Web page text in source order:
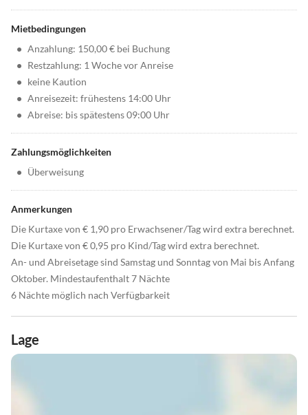
Mietbedingungen
• Anzahlung: 150,00 € bei Buchung
• Restzahlung: 1 Woche vor Anreise
• keine Kaution
• Anreisezeit: frühestens 14:00 Uhr
• Abreise: bis spätestens 09:00 Uhr
Zahlungsmöglichkeiten
• Überweisung
Anmerkungen
Die Kurtaxe von € 1,90 pro Erwachsener/Tag wird extra berechnet.
Die Kurtaxe von € 0,95 pro Kind/Tag wird extra berechnet.
An- und Abreisetage sind Samstag und Sonntag von Mai bis Anfang
Oktober. Mindestaufenthalt 7 Nächte
6 Nächte möglich nach Verfügbarkeit
Lage